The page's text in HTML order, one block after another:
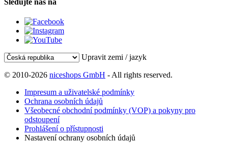
Sledujte nás na
Upravit zemi / jazyk
© 2010-2026 niceshops GmbH - All rights reserved.
Impresum a uživatelské podmínky
Ochrana osobních údajů
Všeobecné obchodní podmínky (VOP) a pokyny pro
odstoupení
Prohlášení o přístupnosti
Nastavení ochrany osobních údajů